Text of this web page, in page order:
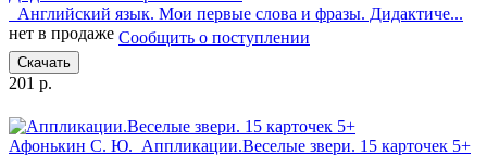
Английский язык. Мои первые слова и фразы. Дидактиче...
нет в продаже Сообщить о поступлении
Скачать
201 р.
Афонькин С. Ю. Аппликации.Веселые звери. 15 карточек 5+